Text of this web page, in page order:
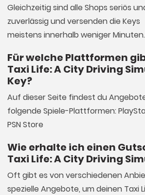
Gleichzeitig sind alle Shops seriös
zuverlässig und versenden die Keys
meistens innerhalb weniger Minuten.
Für welche Plattformen
Taxi Life: A City Driving
Key?
Auf dieser Seite findest du
folgende Spiele-Plattformen:
PSN Store
Wie erhalte ich einen
Taxi Life: A City Driving
Oft gibt es von verschiedenen
spezielle Angebote, um deinen Taxi